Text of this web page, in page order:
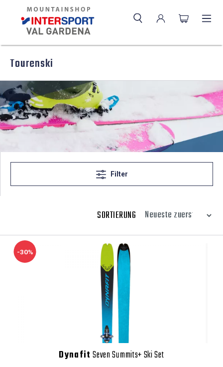
Tourenski
Filter
SORTIERUNG
-30%
Dynafit Seven Summits+ Ski Set